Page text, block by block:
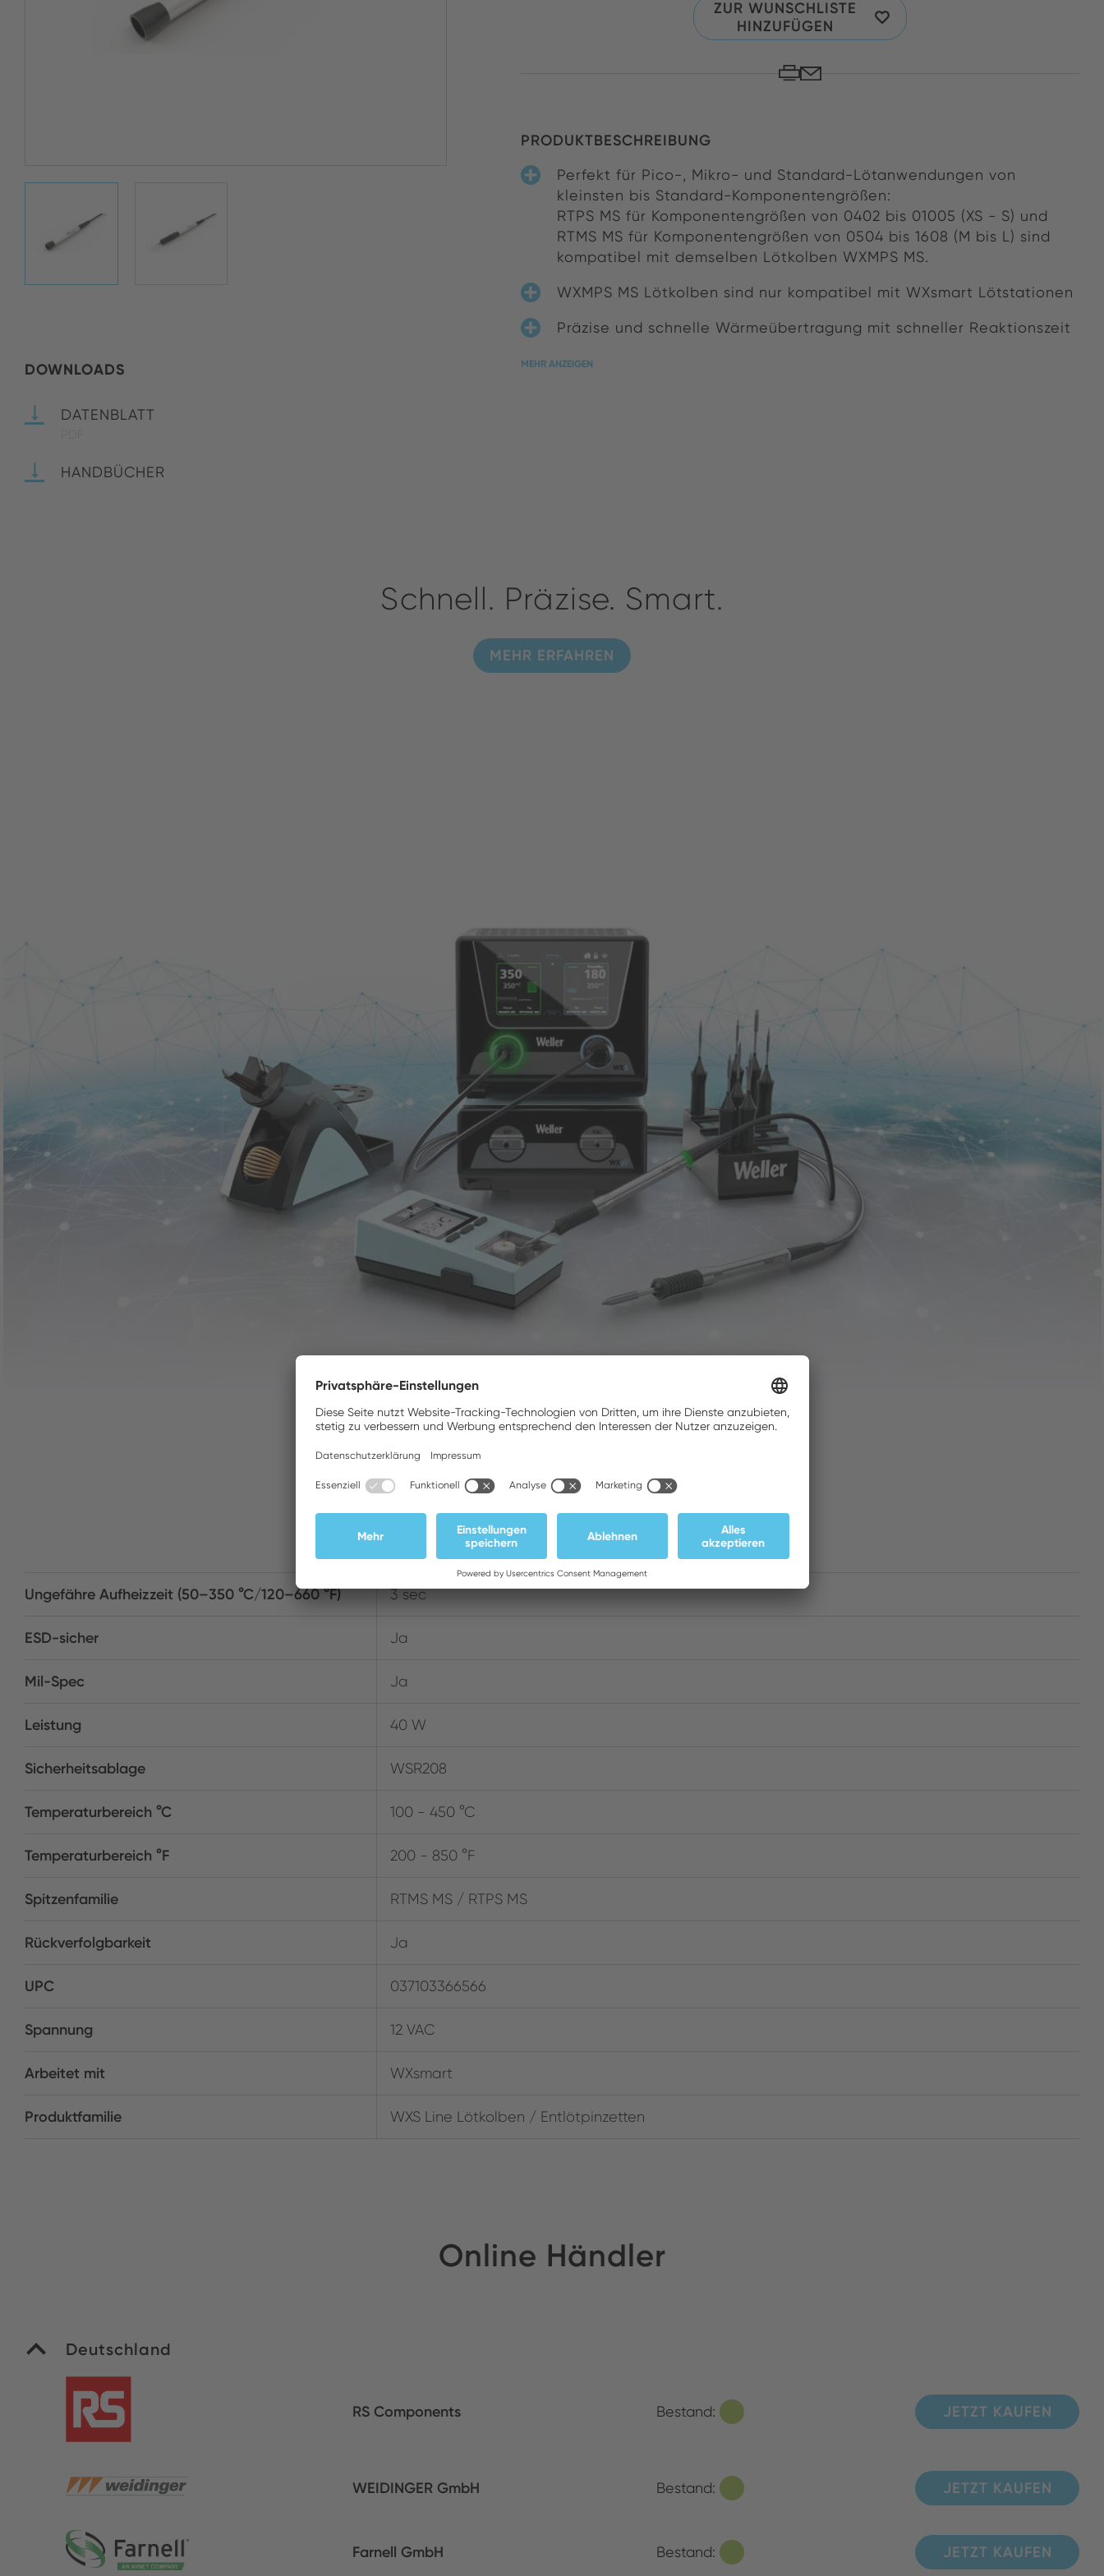
DOWNLOADS
DATENBLATT
HANDBÜCHER
ZUR WUNSCHLISTE
HINZUFÜGEN
PRODUKTBESCHREIBUNG
Perfekt für Pico-, Mikro- und Standard-Lötanwendungen von
kleinsten bis Standard-Komponentengrößen:
RTPS MS für Komponentengrößen von 0402 bis 01005 (XS - S) und
RTMS MS für Komponentengrößen von 0504 bis 1608 (M bis L) sind
kompatibel mit demselben Lötkolben WXMPS MS.
WXMPS MS Lötkolben sind nur kompatibel mit WXsmart Lötstationen
Präzise und schnelle Wärmeübertragung mit schneller Reaktionszeit
MEHR ANZEIGEN
Schnell. Präzise. Smart.
MEHR ERFAHREN
Technische Daten
Ungefähre Aufheizzeit (50–350 °C/120–660 °F) 3 sec
ESD-sicher Ja
Mil-Spec Ja
Leistung 40 W
Sicherheitsablage WSR208
Temperaturbereich °C 100 - 450 °C
Temperaturbereich °F 200 - 850 °F
Spitzenfamilie RTMS MS / RTPS MS
Rückverfolgbarkeit Ja
UPC 037103366566
Spannung 12 VAC
Arbeitet mit WXsmart
Produktfamilie WXS Line Lötkolben / Entlötpinzetten
Online Händler
Deutschland
RS Components Bestand: JETZT KAUFEN
WEIDINGER GmbH Bestand: JETZT KAUFEN
Farnell GmbH Bestand: JETZT KAUFEN